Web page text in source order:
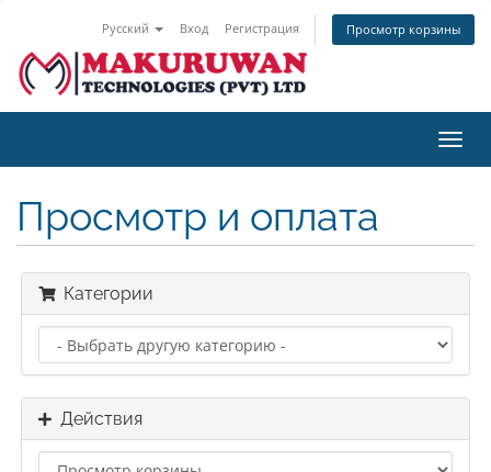
Русский Вход Регистрация Просмотр корзины
Просмотр и оплата
Категории
Действия